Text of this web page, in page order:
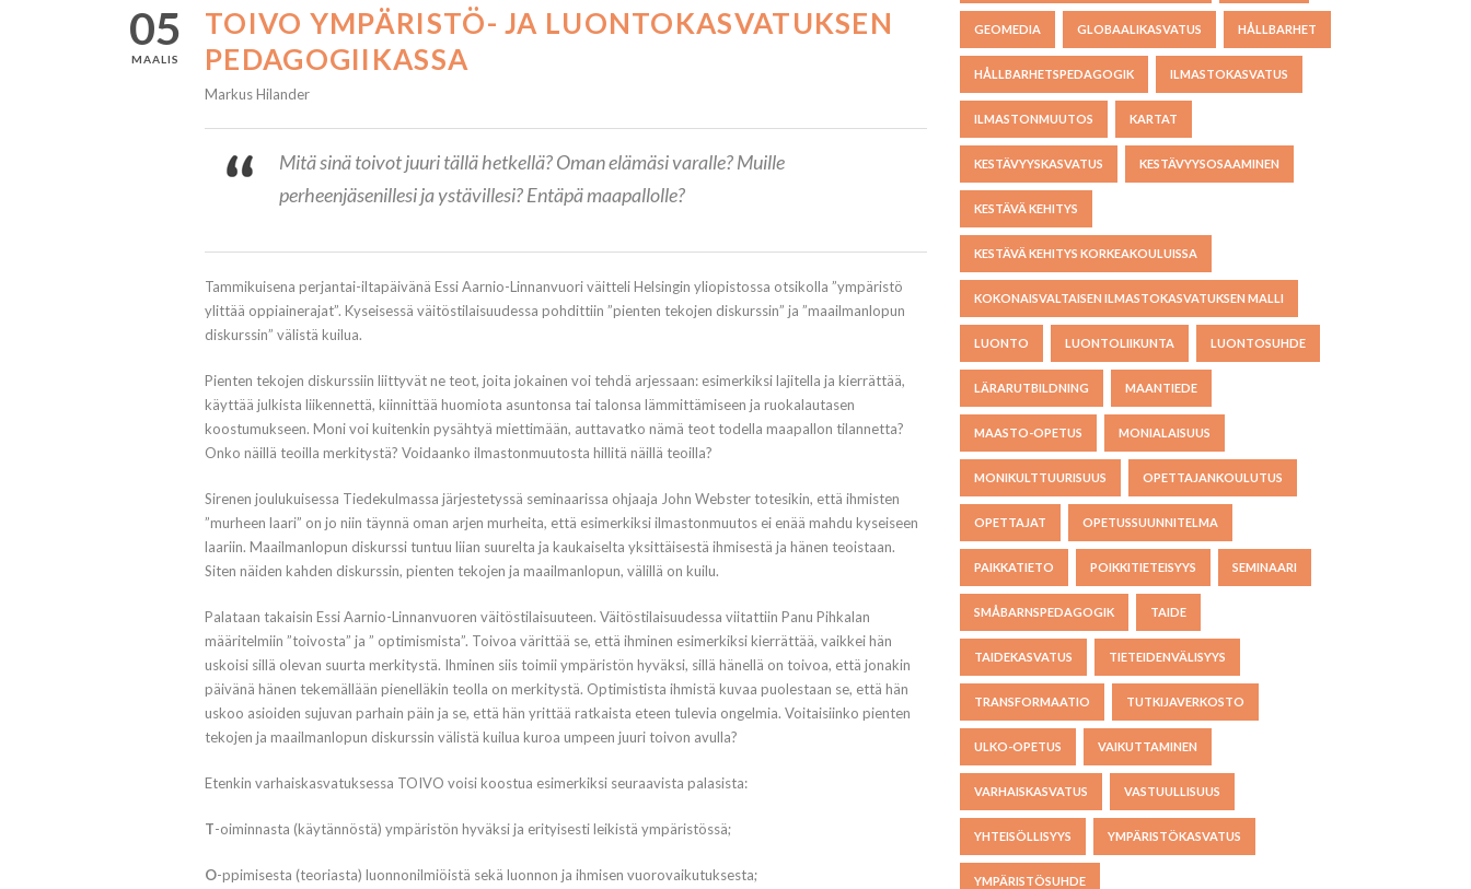
05
MAALIS
TOIVO YMPÄRISTÖ- JA LUONTOKASVATUKSEN
PEDAGOGIIKASSA
Markus Hilander
Mitä sinä toivot juuri tällä hetkellä? Oman elämäsi varalle? Muille
perheenjäsenillesi ja ystävillesi? Entäpä maapallolle?
Tammikuisena perjantai-iltapäivänä Essi Aarnio-Linnanvuori väitteli Helsingin yliopistossa otsikolla ”ympäristö
ylittää oppiainerajat”. Kyseisessä väitöstilaisuudessa pohdittiin ”pienten tekojen diskurssin” ja ”maailmanlopun
diskurssin” välistä kuilua.
Pienten tekojen diskurssiin liittyvät ne teot, joita jokainen voi tehdä arjessaan: esimerkiksi lajitella ja kierrättää,
käyttää julkista liikennettä, kiinnittää huomiota asuntonsa tai talonsa lämmittämiseen ja ruokalautasen
koostumukseen. Moni voi kuitenkin pysähtyä miettimään, auttavatko nämä teot todella maapallon tilannetta?
Onko näillä teoilla merkitystä? Voidaanko ilmastonmuutosta hillitä näillä teoilla?
Sirenen joulukuisessa Tiedekulmassa järjestetyssä seminaarissa ohjaaja John Webster totesikin, että ihmisten
”murheen laari” on jo niin täynnä oman arjen murheita, että esimerkiksi ilmastonmuutos ei enää mahdu kyseiseen
laariin. Maailmanlopun diskurssi tuntuu liian suurelta ja kaukaiselta yksittäisestä ihmisestä ja hänen teoistaan.
Siten näiden kahden diskurssin, pienten tekojen ja maailmanlopun, välillä on kuilu.
Palataan takaisin Essi Aarnio-Linnanvuoren väitöstilaisuuteen. Väitöstilaisuudessa viitattiin Panu Pihkalan
määritelmiin ”toivosta” ja ” optimismista”. Toivoa värittää se, että ihminen esimerkiksi kierrättää, vaikkei hän
uskoisi sillä olevan suurta merkitystä. Ihminen siis toimii ympäristön hyväksi, sillä hänellä on toivoa, että jonakin
päivänä hänen tekemällään pienelläkin teolla on merkitystä. Optimistista ihmistä kuvaa puolestaan se, että hän
uskoo asioiden sujuvan parhain päin ja se, että hän yrittää ratkaista eteen tulevia ongelmia. Voitaisiinko pienten
tekojen ja maailmanlopun diskurssin välistä kuilua kuroa umpeen juuri toivon avulla?
Etenkin varhaiskasvatuksessa TOIVO voisi koostua esimerkiksi seuraavista palasista:
T-oiminnasta (käytännöstä) ympäristön hyväksi ja erityisesti leikistä ympäristössä;
O-ppimisesta (teoriasta) luonnonilmiöistä sekä luonnon ja ihmisen vuorovaikutuksesta;
GEOMEDIA GLOBAALIKASVATUS HÅLLBARHET
HÅLLBARHETSPEDAGOGIK ILMASTOKASVATUS
ILMASTONMUUTOS KARTAT
KESTÄVYYSKASVATUS KESTÄVYYSOSAAMINEN
KESTÄVÄ KEHITYS
KESTÄVÄ KEHITYS KORKEAKOULUISSA
KOKONAISVALTAISEN ILMASTOKASVATUKSEN MALLI
LUONTO LUONTOLIIKUNTA LUONTOSUHDE
LÄRARUTBILDNING MAANTIEDE
MAASTO-OPETUS MONIALAISUUS
MONIKULTTUURISUUS OPETTAJANKOULUTUS
OPETTAJAT OPETUSSUUNNITELMA
PAIKKATIETO POIKKITIETEISYYS SEMINAARI
SMÅBARNSPEDAGOGIK TAIDE
TAIDEKASVATUS TIETEIDENVÄLISYYS
TRANSFORMAATIO TUTKIJAVERKOSTO
ULKO-OPETUS VAIKUTTAMINEN
VARHAISKASVATUS VASTUULLISUUS
YHTEISÖLLISYYS YMPÄRISTÖKASVATUS
YMPÄRISTÖSUHDE